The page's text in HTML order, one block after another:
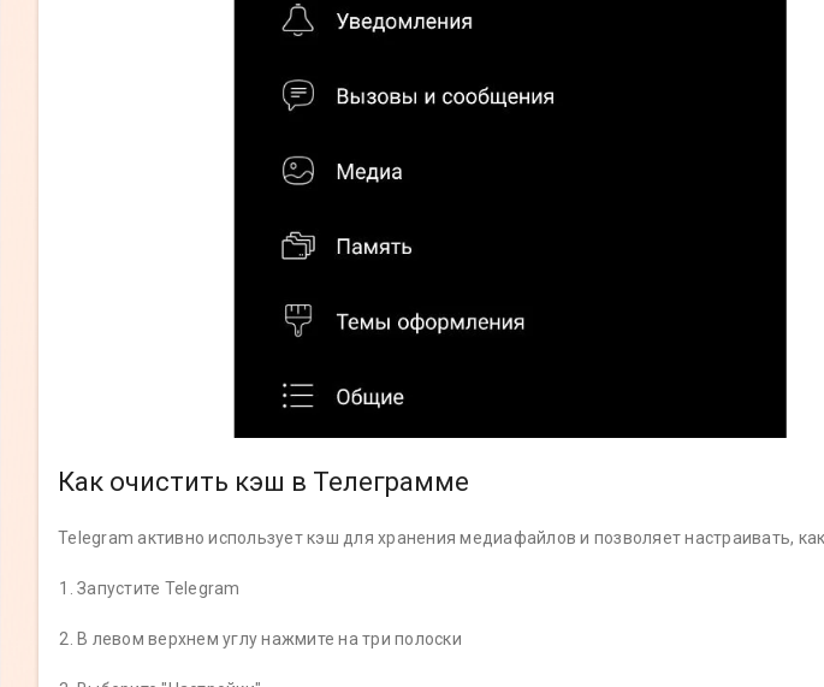
Как очистить кэш в Телеграмме
Telegram активно использует кэш для хранения медиафайлов и позволяет настраивать,
Запустите Telegram
В левом верхнем углу нажмите на три полоски